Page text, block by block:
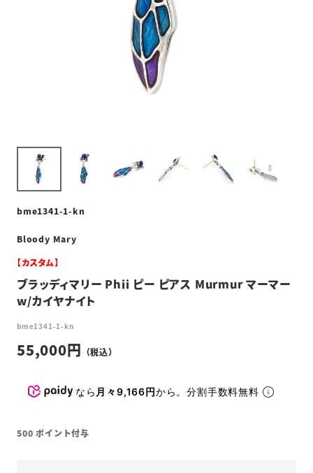
bme1341-1-kn
Bloody Mary
【カスタム】
ブラッディマリー Phii ピー ピアス Murmur マーマー
w/カイヤナイト
bme1341-1-kn
55,000
なら 月々9,166円から。分割手数料無料
500 ポイント付与